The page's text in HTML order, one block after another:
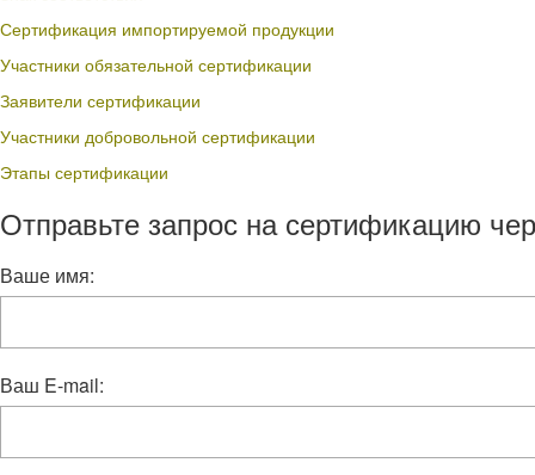
Сертификация импортируемой продукции
Участники обязательной сертификации
Заявители сертификации
Участники добровольной сертификации
Этапы сертификации
Отправьте запрос на сертификацию
Ваше имя:
Ваш E-mail: